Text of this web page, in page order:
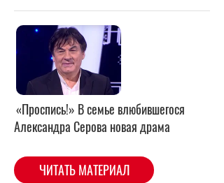
«Проспись!» В семье влюбившегося
Александра Серова новая драма
ЧИТАТЬ МАТЕРИАЛ